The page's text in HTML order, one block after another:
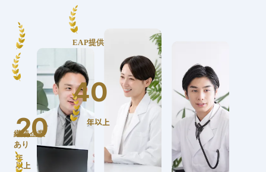
95
%
20
年
以上
継続企業
あり
EAP提供
40
年以上